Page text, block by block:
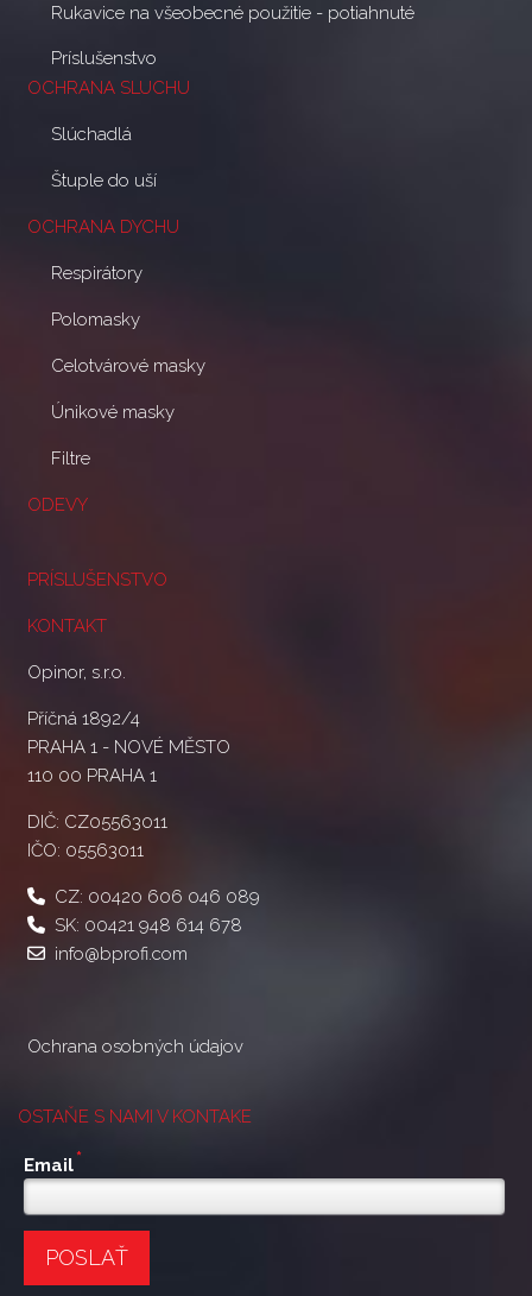
Rukavice na všeobecné použitie - potiahnuté
Príslušenstvo
OCHRANA SLUCHU
Slúchadlá
Štuple do uší
OCHRANA DYCHU
Respirátory
Polomasky
Celotvárové masky
Únikové masky
Filtre
ODEVY
PRÍSLUŠENSTVO
KONTAKT
Opinor, s.r.o.
Příčná 1892/4
PRAHA 1 - NOVÉ MĚSTO
110 00 PRAHA 1
DIČ: CZ05563011
IČO: 05563011
CZ: 00420 606 046 089
SK: 00421 948 614 678
info@bprofi.com
Ochrana osobných údajov
OSTAŇE S NAMI V KONTAKE
Email*
POSLAŤ